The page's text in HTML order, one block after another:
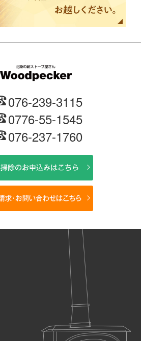
076-239-3115
0776-55-1545
076-237-1760